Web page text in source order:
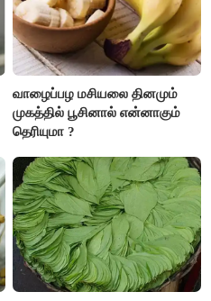
வாழைப்பழ மசியலை தினமும்
முகத்தில் பூசினால் என்னாகும்
தெரியுமா ?